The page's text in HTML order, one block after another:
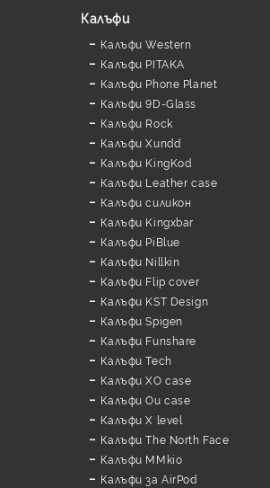
Калъфи
Калъфи Western
Калъфи PITAKA
Калъфи Phone Planet
Калъфи 9D-Glass
Калъфи Rock
Калъфи Xundd
Калъфи KingKod
Калъфи Leather case
Калъфи силикон
Калъфи Kingxbar
Калъфи PiBlue
Калъфи Nillkin
Калъфи Flip cover
Калъфи KST Design
Калъфи Spigen
Калъфи Funshare
Калъфи Tech
Калъфи XO case
Калъфи Ou case
Калъфи X level
Калъфи The North Face
Калъфи MMkio
Калъфи за AirPod